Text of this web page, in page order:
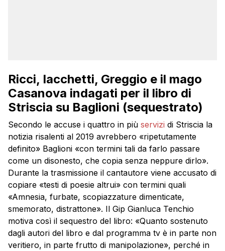
Ricci, Iacchetti, Greggio e il mago
Casanova indagati per il libro di
Striscia su Baglioni (sequestrato)
Secondo le accuse i quattro in più servizi di Striscia la
notizia risalenti al 2019 avrebbero «ripetutamente
definito» Baglioni «con termini tali da farlo passare
come un disonesto, che copia senza neppure dirlo».
Durante la trasmissione il cantautore viene accusato di
copiare «testi di poesie altrui» con termini quali
«Amnesia, furbate, scopiazzature dimenticate,
smemorato, distrattone». Il Gip Gianluca Tenchio
motiva così il sequestro del libro: «Quanto sostenuto
dagli autori del libro e dal programma tv è in parte non
veritiero, in parte frutto di manipolazione», perché in